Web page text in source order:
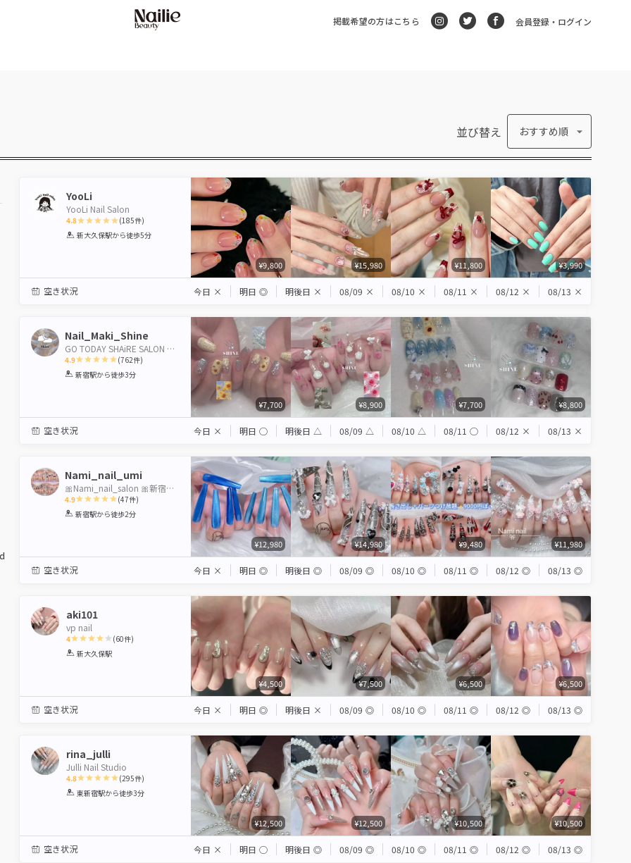
掲載希望の方はこちら 会員登録・ログイン
並び替え おすすめ順
YooLi
YooLi Nail Salon
4.8
1 2 3 4 5
(185件)
新大久保駅から徒歩5分
¥9,800 ¥15,980 ¥11,800 ¥3,990
空き状況 今日 × 明日 ◎ 明後日 × 08/09 × 08/10 × 08/11 × 08/12 × 08/13 ×
Nail_Maki_Shine
GO TODAY SHAiRE SALON Ciel店
4.9
1 2 3 4 5
(762件)
新宿駅から徒歩3分
¥7,700 ¥8,900 ¥7,700 ¥8,800
空き状況 今日 × 明日 ◯ 明後日 △ 08/09 △ 08/10 △ 08/11 ◯ 08/12 × 08/13 ×
Nami_nail_umi
🎀Nami_nail_salon 🎀新宿駅徒歩2分
4.9
1 2 3 4 5
(47件)
新宿駅から徒歩2分
¥12,980 ¥14,980 ¥9,480 ¥11,980
空き状況 今日 × 明日 ◎ 明後日 ◎ 08/09 ◎ 08/10 ◎ 08/11 ◎ 08/12 ◎ 08/13 ◎
aki101
vp nail
4
1 2 3 4 5
(60件)
新大久保駅
¥4,500 ¥7,500 ¥6,500 ¥6,500
空き状況 今日 × 明日 ◎ 明後日 × 08/09 ◎ 08/10 ◎ 08/11 ◎ 08/12 ◎ 08/13 ◎
rina_julli
Julli Nail Studio
4.8
1 2 3 4 5
(295件)
東新宿駅から徒歩3分
¥12,500 ¥12,500 ¥10,500 ¥10,500
空き状況 今日 × 明日 ◯ 明後日 ◎ 08/09 ◎ 08/10 ◎ 08/11 ◎ 08/12 ◎ 08/13 ◎